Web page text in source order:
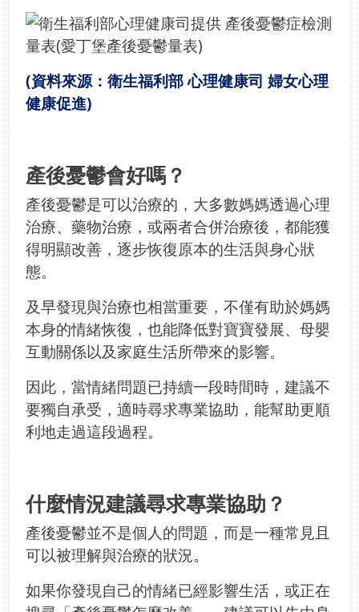
(資料來源：衛生福利部 心理健康司 婦女心理
健康促進)
產後憂鬱會好嗎？
產後憂鬱是可以治療的，大多數媽媽透過心理
治療、藥物治療，或兩者合併治療後，都能獲
得明顯改善，逐步恢復原本的生活與身心狀
態。
及早發現與治療也相當重要，不僅有助於媽媽
本身的情緒恢復，也能降低對寶寶發展、母嬰
互動關係以及家庭生活所帶來的影響。
因此，當情緒問題已持續一段時間時，建議不
要獨自承受，適時尋求專業協助，能幫助更順
利地走過這段過程。
什麼情況建議尋求專業協助？
產後憂鬱並不是個人的問題，而是一種常見且
可以被理解與治療的狀況。
如果你發現自己的情緒已經影響生活，或正在